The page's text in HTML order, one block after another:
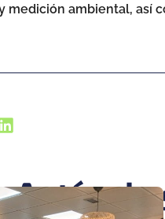
medición ambiental, así